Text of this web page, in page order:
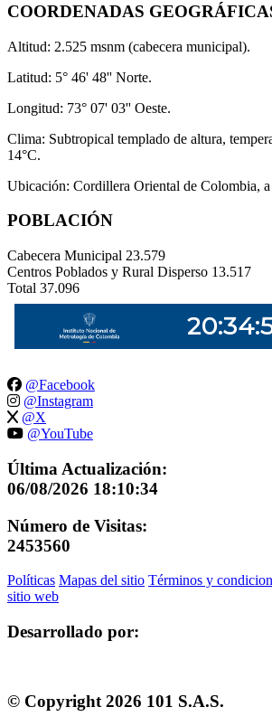
COORDENADAS
Altitud: 2.525 msnm (cabecera municipal).
Latitud: 5° 46' 48'' Norte.
Longitud: 73° 07' 03'' Oeste.
Clima: Subtropical templado de altura,
14°C.
Ubicación: Cordillera Oriental de Colombia,
POBLACIÓN
Cabecera Municipal 23.579
Centros Poblados y Rural Disperso 13.517
Total 37.096
@Facebook
@Instagram
@X
@YouTube
Última Actualización:
06/08/2026 18:10:34
Número de Visitas:
2453560
Políticas Mapas del sitio Términos y
sitio web
Desarrollado por:
© Copyright2026 101 S.A.S.